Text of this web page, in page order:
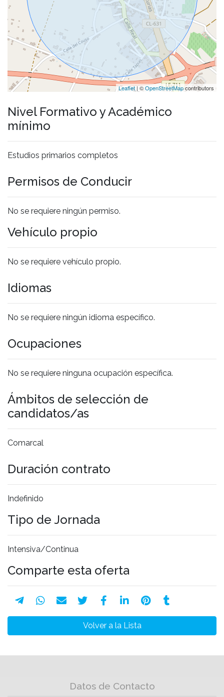
Leaflet| ©OpenStreetMapcontributors
Nivel Formativo y Académico
mínimo
Estudios primarios completos
Permisos de Conducir
No se requiere ningún permiso.
Vehículo propio
No se requiere vehículo propio.
Idiomas
No se requiere ningún idioma específico.
Ocupaciones
No se requiere ninguna ocupación específica.
Ámbitos de selección de
candidatos/as
Comarcal
Duración contrato
Indefinido
Tipo de Jornada
Intensiva/Continua
Comparte esta oferta
Volver a la Lista
Datos de Contacto